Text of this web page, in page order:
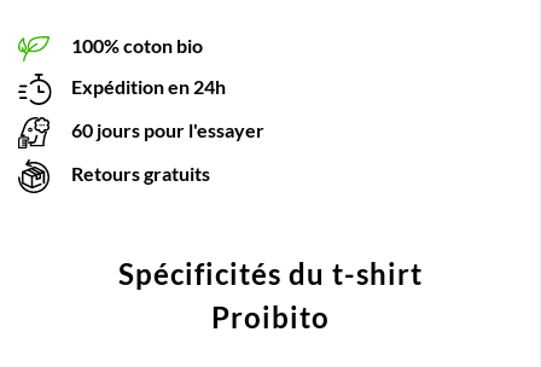
100% coton bio
Expédition en 24h
60 jours pour l'essayer
Retours gratuits
Spécificités du t-shirt
Proibito